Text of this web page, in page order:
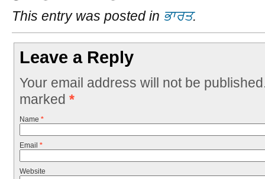
This entry was posted in ਭਾਰਤ.
Leave a Reply
Your email address will not be
marked *
Name *
Email *
Website